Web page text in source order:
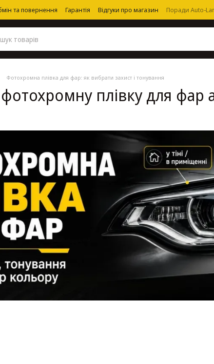
та повернення Гарантія Відгуки про магазин
Поради Auto-
Фотохромна плівка для фар: як вибрати захист і тонування
плівку для фар